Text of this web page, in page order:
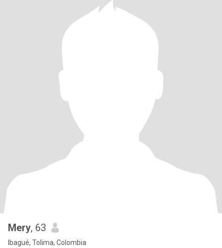
Mery, 63
Ibagué, Tolima, Colombia